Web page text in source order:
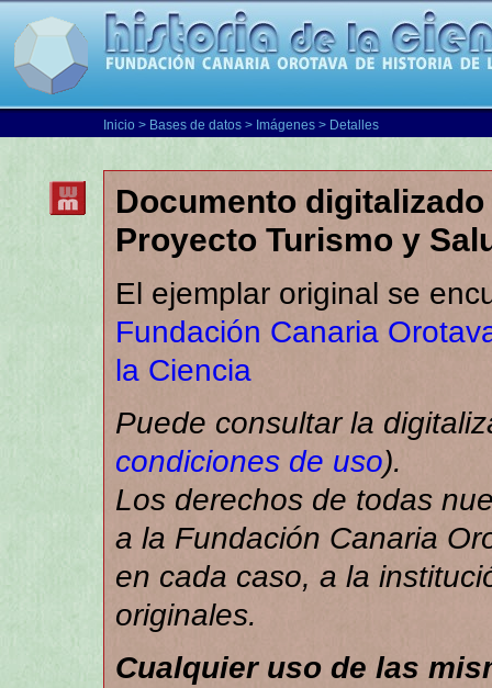
Inicio > Bases de datos > Imágenes > Detalles
Documento
Proyecto Turismo y
El ejemplar original se
Fundación Canaria
la Ciencia
Puede consultar la
condiciones de uso).
Los derechos de todas
a la Fundación Canaria
en cada caso, a la
originales.
Cualquier uso de las